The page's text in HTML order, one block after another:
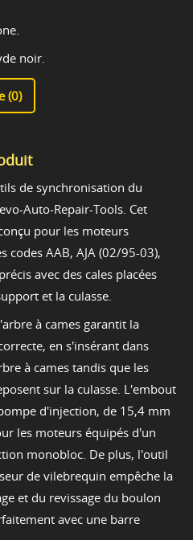
noir.
(0)
de synchronisation du
Auto-Repair-Tools. Cet
pour les moteurs
codes AAB, AJA (02/95-03),
avec des cales placées
et la culasse.
à cames garantit la
en s'insérant dans
à cames tandis que les
sur la culasse. L'embout
d'injection, de 15,4 mm
les moteurs équipés d'un
monobloc. De plus, l'outil
de vilebrequin empêche la
et du revissage du boulon
avec une barre